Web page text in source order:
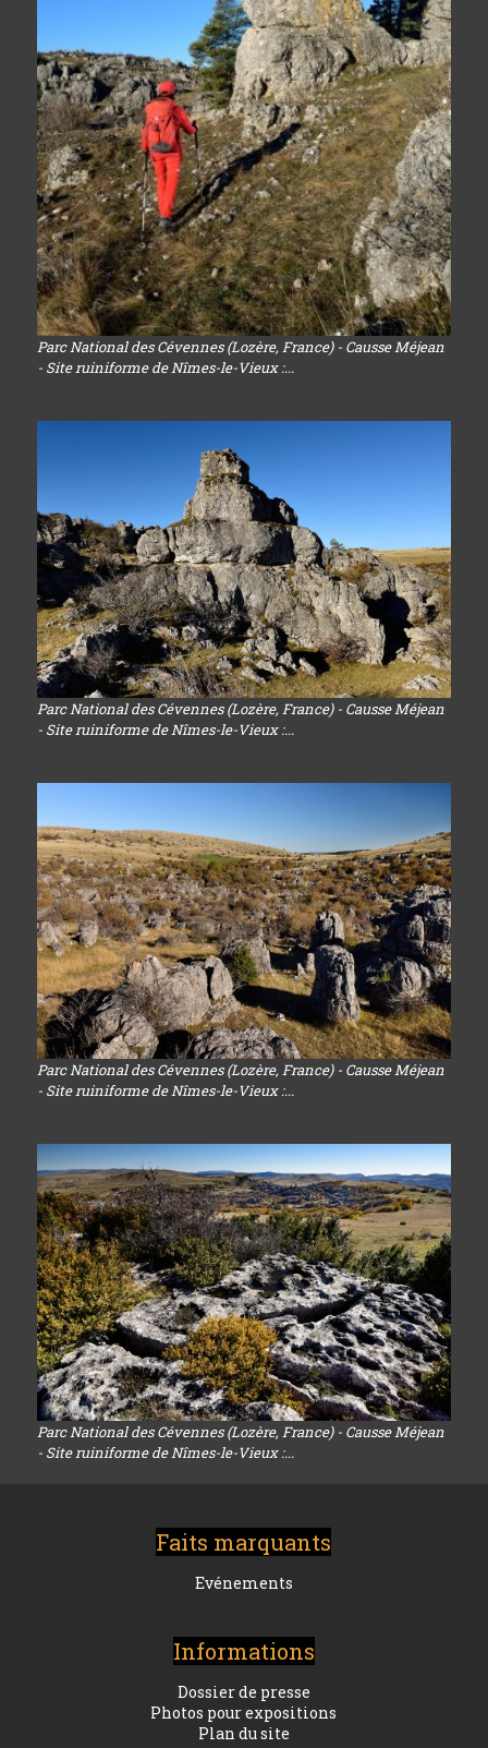
Parc National des Cévennes (Lozère, France) - Causse Méjean
- Site ruiniforme de Nîmes-le-Vieux :...
Parc National des Cévennes (Lozère, France) - Causse Méjean
- Site ruiniforme de Nîmes-le-Vieux :...
Parc National des Cévennes (Lozère, France) - Causse Méjean
- Site ruiniforme de Nîmes-le-Vieux :...
Parc National des Cévennes (Lozère, France) - Causse Méjean
- Site ruiniforme de Nîmes-le-Vieux :...
Faits marquants
Evénements
Informations
Dossier de presse
Photos pour expositions
Plan du site